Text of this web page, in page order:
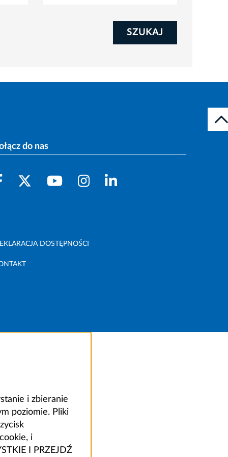
SZUKAJ
do nas
DOSTĘPNOŚCI
i zbieranie
poziomie. Pliki
i
I PRZEJDŹ